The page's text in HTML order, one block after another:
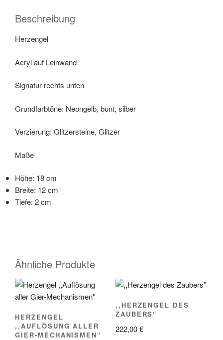
Beschreibung
Herzengel
Acryl auf Leinwand
Signatur rechts unten
Grundfarbtöne: Neongelb, bunt, silber
Verzierung: Glitzersteine, Glitzer
Maße
Höhe: 18 cm
Breite: 12 cm
Tiefe: 2 cm
Ähnliche Produkte
HERZENGEL
,,AUFLÖSUNG ALLER
GIER-MECHANISMEN“
,,HERZENGEL DES
ZAUBERS“
222,00€